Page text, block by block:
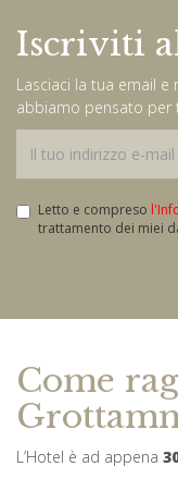
Iscriviti
Lasciaci la tua email e
abbiamo pensato per
Letto e compreso
trattamento dei miei
Come
L’Hotel è ad appena